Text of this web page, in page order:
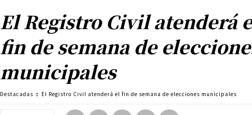
El Registro Civil atenderá
fin de semana de
municipales
Destacadas El Registro Civil atenderá el fin de semana de elecciones municipales